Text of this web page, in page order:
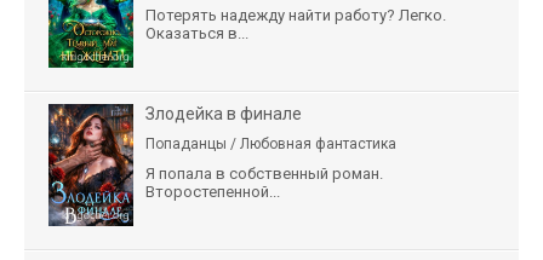
Потерять надежду найти работу? Легко.
Оказаться в...
Злодейка в финале
Попаданцы / Любовная фантастика
Я попала в собственный роман.
Второстепенной...